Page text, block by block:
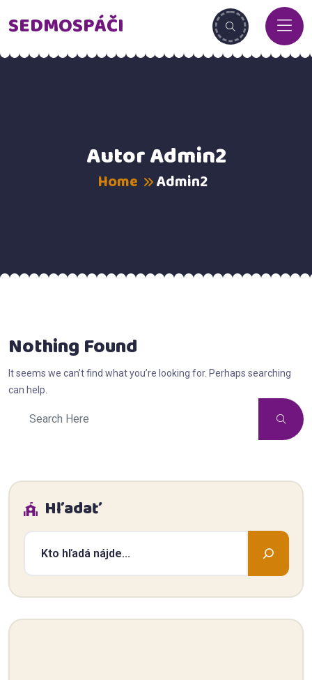
SEDMOSPÁČI
AutorAdmin2
Home Admin2
Nothing Found
It seems we can’t find what you’re looking for. Perhaps searching
can help.
Hľadať